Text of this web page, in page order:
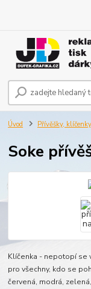
Úvod Přívěšky,
Soke
Klíčenka - nepotopí se
pro všechny, kdo se
červená, modrá,